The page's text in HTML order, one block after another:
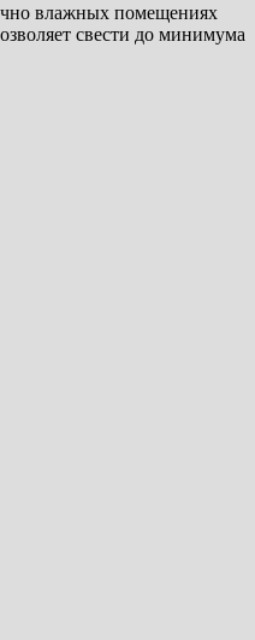
влажных помещениях
свести до минимума